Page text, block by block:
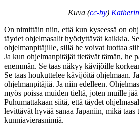
Kuva (cc-by)
On nimittäin niin, että kun kyseessä on
täydet ohjelmasalit hyödyttävät kaikkia.
ohjelmanpitäjille, sillä he voivat luottaa
Ja kun ohjelmanpitäjät tietävät tämän, he
enemmän. Se taas näkyy kävijöille
Se taas houkuttelee kävijöitä ohjelmaan.
ohjelmanpitäjiä. Ja niin edelleen.
myös poissa muiden tieltä, joten muille
Puhumattakaan siitä, että täydet
levittävät hyvää sanaa Japaniin, mikä
kunniavierasnimiä.